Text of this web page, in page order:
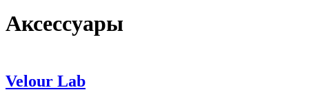
Аксессуары
Velour Lab